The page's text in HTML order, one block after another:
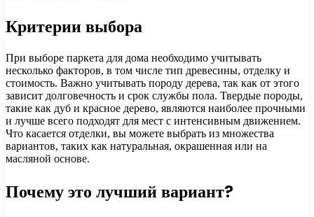
Критерии выбора
При выборе паркета для дома необходимо учитывать
несколько факторов, в том числе тип древесины, отделку и
стоимость. Важно учитывать породу дерева, так как от этого
зависит долговечность и срок службы пола. Твердые породы,
такие как дуб и красное дерево, являются наиболее прочными
и лучше всего подходят для мест с интенсивным движением.
Что касается отделки, вы можете выбрать из множества
вариантов, таких как натуральная, окрашенная или на
масляной основе.
Почему это лучший вариант?